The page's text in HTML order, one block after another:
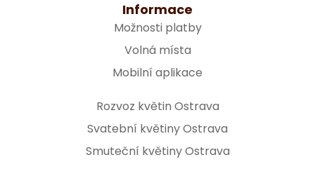
Informace
Možnosti platby
Volná místa
Mobilní aplikace
Rozvoz květin Ostrava
Svatební květiny Ostrava
Smuteční květiny Ostrava